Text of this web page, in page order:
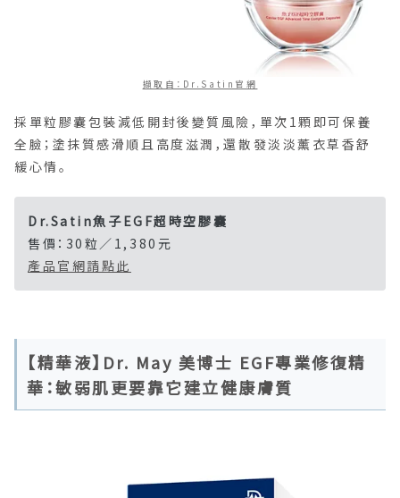
擷取自：Dr.Satin官網
採單粒膠囊包裝減低開封後變質風險，單次1顆即可保養
全臉；塗抹質感滑順且高度滋潤，還散發淡淡薰衣草香舒
緩心情。
Dr.Satin魚子EGF超時空膠囊
售價：30粒／1,380元
產品官網請點此
【精華液】Dr. May 美博士 EGF專業修復精
華：敏弱肌更要靠它建立健康膚質